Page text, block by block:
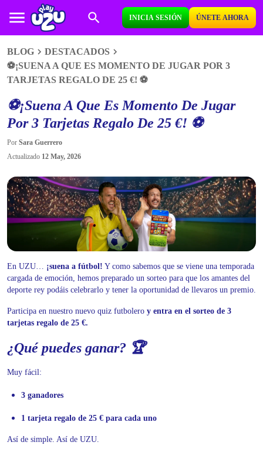
INICIA SESIÓN ÚNETE AHORA
BLOG
DESTACADOS
⚽¡SUENA A QUE ES MOMENTO DE JUGAR POR 3
TARJETAS REGALO DE 25 €! ⚽
⚽¡Suena A Que Es Momento De Jugar
Por 3 Tarjetas Regalo De 25 €! ⚽
Por Sara Guerrero
Actualizado 12 May, 2026
En UZU… ¡suena a fútbol! Y como sabemos que se viene una temporada
cargada de emoción, hemos preparado un sorteo para que los amantes del
deporte rey podáis celebrarlo y tener la oportunidad de llevaros un premio.
Participa en nuestro nuevo quiz futbolero y entra en el sorteo de 3
tarjetas regalo de 25 €.
¿Qué puedes ganar? 🏆
Muy fácil:
3 ganadores
1 tarjeta regalo de 25 € para cada uno
Así de simple. Así de UZU.